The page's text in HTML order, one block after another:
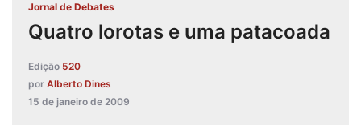
Jornal de Debates
Quatro lorotas e uma patacoada
Edição 520
por Alberto Dines
15 de janeiro de 2009